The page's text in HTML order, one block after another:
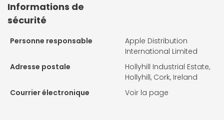
Informations de
sécurité
Personne responsable
Apple Distribution
International Limited
Adresse postale
Hollyhill Industrial Estate,
Hollyhill, Cork, Ireland
Courrier électronique
Voir la page